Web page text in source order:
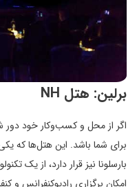
برلین: هتل NH
برای شما باشد. این هتل‌ها که
بارسلونا نیز قرار دارد، از یک
امکان برگزاری رادیوکنفرانس